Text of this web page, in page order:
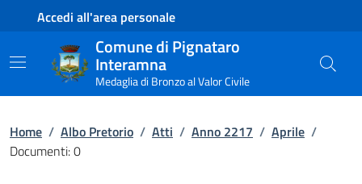
Contenuto principale
Piede di paginaAccedi all'area personale
Comune di Pignataro
Interamna
Medaglia di Bronzo al Valor Civile
Home / Albo Pretorio / Atti / Anno 2217 / Aprile /
Documenti: 0